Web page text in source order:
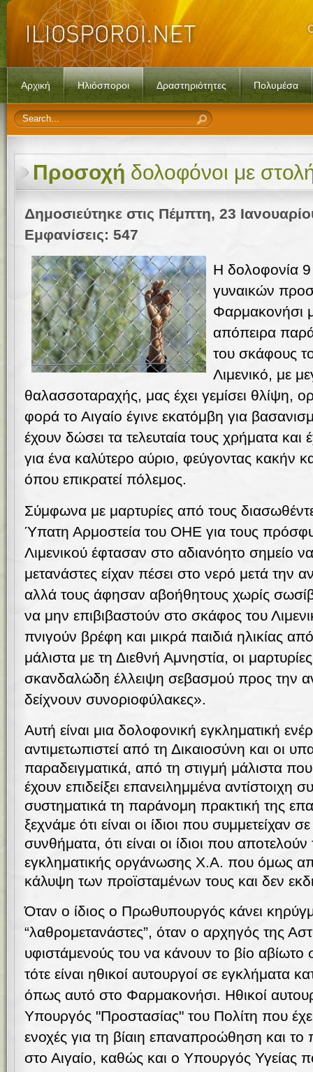
Αρχική Ηλιόσποροι Δραστηριότητες Πολυμέσα
Προσοχή δολοφόνοι με
Δημοσιεύτηκε στις Πέμπτη, 23
Εμφανίσεις: 547
Η δολοφονία 9
γυναικών
Φαρμακονήσι
απόπειρα
του σκάφους
Λιμενικό, με
θαλασσοταραχής, μας έχει γεμίσει θλίψη,
φορά το Αιγαίο έγινε εκατόμβη για
έχουν δώσει τα τελευταία τους χρήματα
για ένα καλύτερο αύριο, φεύγοντας κακήν
όπου επικρατεί πόλεμος.
Σύμφωνα με μαρτυρίες από τους
Ύπατη Αρμοστεία του ΟΗΕ για τους
Λιμενικού έφτασαν στο αδιανόητο σημείο
μετανάστες είχαν πέσει στο νερό μετά την
αλλά τους άφησαν αβοήθητους χωρίς
να μην επιβιβαστούν στο σκάφος του
πνιγούν βρέφη και μικρά παιδιά ηλικίας
μάλιστα με τη Διεθνή Αμνηστία, οι
σκανδαλώδη έλλειψη σεβασμού προς την
δείχνουν συνοριοφύλακες».
Αυτή είναι μια δολοφονική εγκληματική
αντιμετωπιστεί από τη Δικαιοσύνη και οι
παραδειγματικά, από τη στιγμή μάλιστα
έχουν επιδείξει επανειλημμένα αντίστοιχη
συστηματικά τη παράνομη πρακτική της
ξεχνάμε ότι είναι οι ίδιοι που συμμετείχαν
συνθήματα, ότι είναι οι ίδιοι που αποτελούν
εγκληματικής οργάνωσης Χ.Α. που όμως
κάλυψη των προϊσταμένων τους και δεν
Όταν ο ίδιος ο Πρωθυπουργός κάνει
“λαθρομετανάστες”, όταν ο αρχηγός της
υφιστάμενούς του να κάνουν το βίο αβίωτο
τότε είναι ηθικοί αυτουργοί σε εγκλήματα
όπως αυτό στο Φαρμακονήσι. Ηθικοί
Υπουργός "Προστασίας" του Πολίτη που
ενοχές για τη βίαιη επαναπροώθηση και το
στο Αιγαίο, καθώς και ο Υπουργός Υγείας